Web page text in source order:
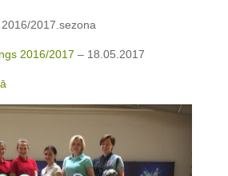
2016/2017.sezona
2016/2017 – 18.05.2017